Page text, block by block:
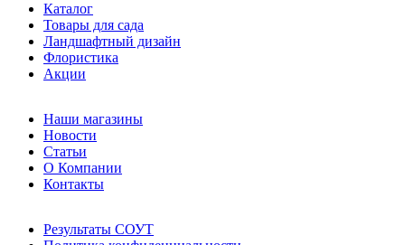
Каталог
Товары для сада
Ландшафтный дизайн
Флористика
Акции
Наши магазины
Новости
Статьи
О Компании
Контакты
Результаты СОУТ